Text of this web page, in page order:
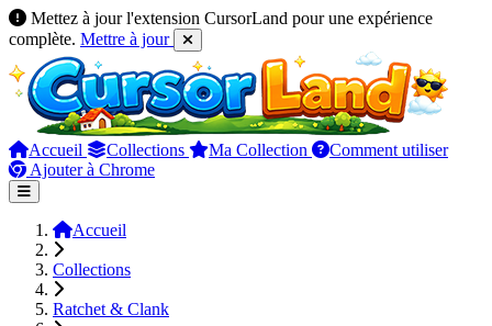
Mettez à jour l'extension CursorLand pour une expérience
complète. Mettre à jour
Accueil Collections Ma Collection
Comment utiliser
Ajouter à Chrome
Accueil
Collections
Ratchet & Clank